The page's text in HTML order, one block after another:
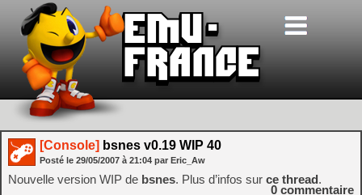
[Console] bsnes v0.19 WIP 40
Posté le 29/05/2007 à 21:04 par Eric_Aw
Nouvelle version WIP de bsnes. Plus d’infos sur ce thread.
0 commentaire